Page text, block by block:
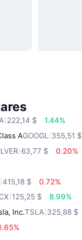
222,14 $
1.44%
AGOOGL 355,51 $
63,77 $
0.20%
415,18 $
0.72%
125,25 $
8.99%
Inc.TSLA 325,88 $